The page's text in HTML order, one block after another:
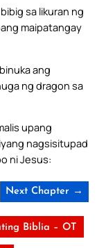
sa likuran ng
maipatangay
ang
ng dragon sa
upang
nagsisitupad
ni Jesus:
Next Chapter →
Biblia – OT